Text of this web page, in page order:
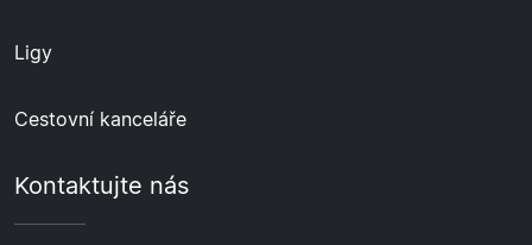
Ligy
Cestovní kanceláře
Kontaktujte nás